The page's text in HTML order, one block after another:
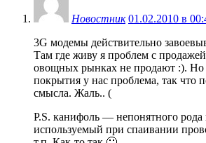
Новостник 01.02.2010 в
3G модемы действительно
Там где живу я проблем с продажей
овощных рынках не продают :). Но
покрытия у нас проблема, так что
смысла. Жаль.. (
P.S. канифоль — непонятного рода
используемый при спаивании